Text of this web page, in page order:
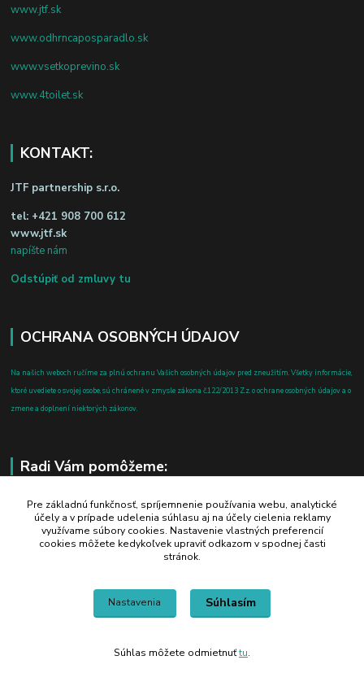
www.jtf.sk
www.odhrncaposparadlo.sk
www.vsetkoprevino.sk
www.4toilet.sk
KONTAKT:
JTF partnership s.r.o.
tel: +421 908 700 612
www.jtf.sk
napíšte nám
Odstúpiť od zmluvy tu
OCHRANA OSOBNÝCH ÚDAJOV
Na našich weboch ručíme za plnú ochranu Vašich osobných údajov pred zneužitím. Všetky informácie,
ktoré uvediete o svojej osobe, sú chránené v zmysle zákona č.122/2013 Z.z. o ochrane osobných údajov a o
zmene a doplnení niektorých zákonov.
Radi Vám pomôžeme:
+421 908 700 612
po-pia: 8.00 - 16.00
business@jtf.sk
Pre základnú funkčnosť, spríjemnenie používania webu, analytické
účely a v prípade udelenia súhlasu aj na účely cielenia reklamy
využívame súbory cookies. Nastavenie vlastných preferencií
cookies môžete kedykoľvek upraviť odkazom v spodnej časti
stránok.
Nastavenia Súhlasím
Súhlas môžete odmietnuťtu.